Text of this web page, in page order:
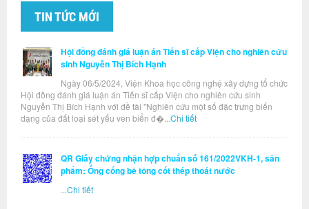
TIN TỨC MỚI
Hội đồng đánh giá luận án Tiến sĩ cấp Viện cho nghiên cứu
sinh Nguyễn Thị Bích Hạnh
Ngày 06/5/2024, Viện Khoa học công nghệ xây dựng tổ chức
Hội đồng đánh giá luận án Tiến sĩ cấp Viện cho nghiên cứu sinh
Nguyễn Thị Bích Hạnh với đề tài "Nghiên cứu một số đặc trưng biến
dạng của đất loại sét yếu ven biển đ�... Chi tiết
QR Giấy chứng nhận hợp chuẩn số 161/2022VKH-1, sản
phẩm: Ống cống bê tông cốt thép thoát nước
Chi tiết